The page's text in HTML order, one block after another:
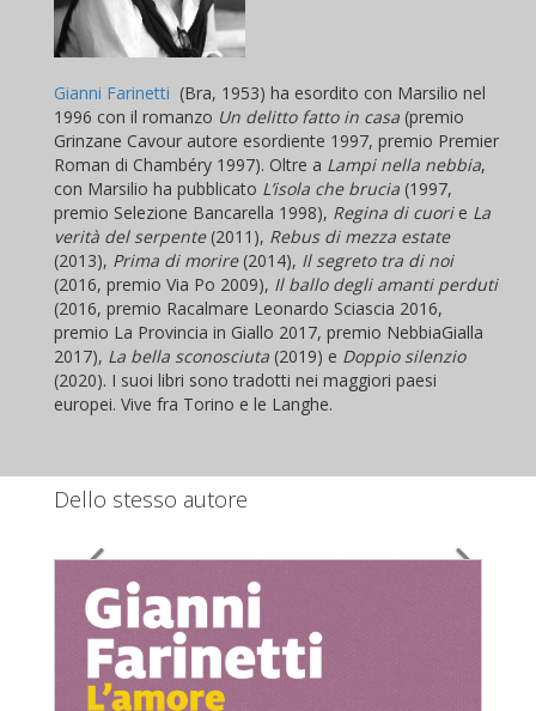
Gianni Farinetti (Bra, 1953) ha esordito con Marsilio nel
1996 con il romanzo Un delitto fatto in casa (premio
Grinzane Cavour autore esordiente 1997, premio Premier
Roman di Chambéry 1997). Oltre a Lampi nella nebbia,
con Marsilio ha pubblicato L’isola che brucia (1997,
premio Selezione Bancarella 1998), Regina di cuori e La
verità del serpente(2011), Rebus di mezza estate
(2013), Prima di morire(2014), Il segreto tra di noi
(2016, premio Via Po 2009), Il ballo degli amanti perduti
(2016, premio Racalmare Leonardo Sciascia 2016,
premio La Provincia in Giallo 2017, premio NebbiaGialla
2017), La bella sconosciuta (2019) e Doppio silenzio
(2020). I suoi libri sono tradotti nei maggiori paesi
europei. Vive fra Torino e le Langhe.
Dello stesso autore